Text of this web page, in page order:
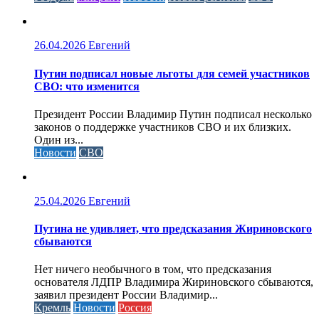
26.04.2026 Евгений
Путин подписал новые льготы для семей участников
СВО: что изменится
Президент России Владимир Путин подписал несколько
законов о поддержке участников СВО и их близких.
Один из...
Новости СВО
25.04.2026 Евгений
Путина не удивляет, что предсказания Жириновского
сбываются
Нет ничего необычного в том, что предсказания
основателя ЛДПР Владимира Жириновского сбываются,
заявил президент России Владимир...
Кремль Новости Россия